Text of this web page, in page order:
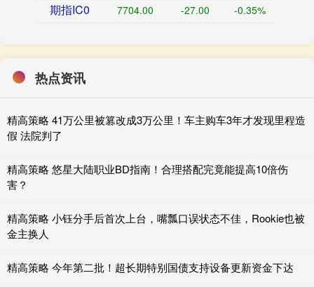
期指IC0 7704.00 -27.00 -0.35%
热点资讯
精高策略 41万公里被篡改成3万公里！车主购车3年才发现里程造
假 法院判了
精高策略 悠星大陆职业BD指南！合理搭配完竟能提高10倍伤
害？
精高策略 小钰分手后首次上台，嘴瓢口误状态不佳，Rookie也被
金主换人
精高策略 今年第二批！超长期特别国债支持设备更新资金下达